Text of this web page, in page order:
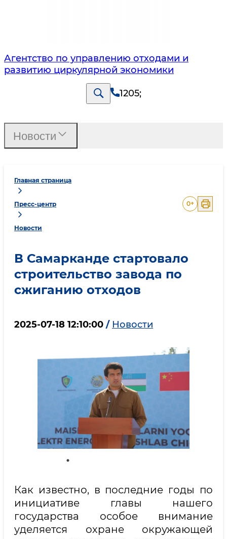
Агентство по управлению отходами и
развитию циркулярной экономики
1205;
Главная страница
Пресс-центр
Новости
0+
В Самарканде стартовало
строительство завода по
сжиганию отходов
2025-07-18 12:10:00 / Новости
Как известно, в последние годы по
инициативе главы нашего
государства особое внимание
уделяется охране окружающей
Новости